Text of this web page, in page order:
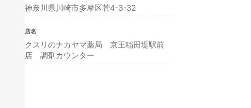
神奈川県川崎市多摩区菅4-3-32
店名
クスリのナカヤマ薬局 京王稲田堤駅前
店 調剤カウンター